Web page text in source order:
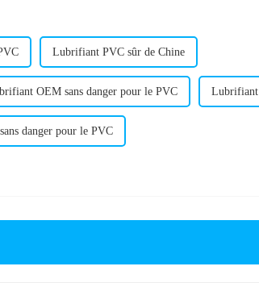
Lubrifiant PVC sûr de Chine
OEM sans danger pour le PVC Lubrifiant
danger pour le PVC